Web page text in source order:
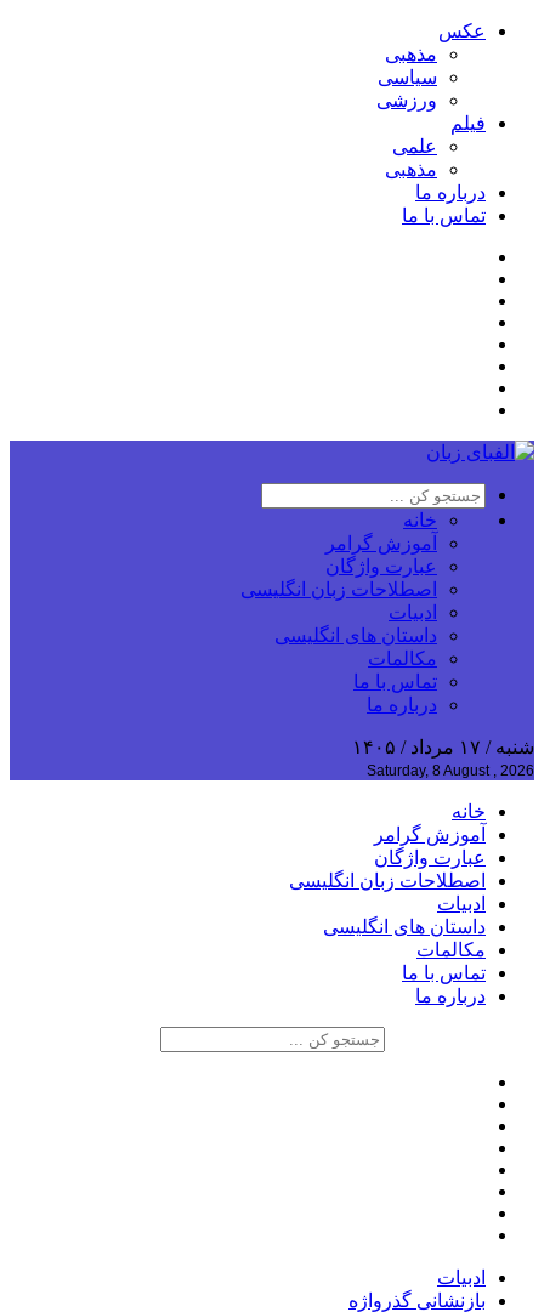
عکس
مذهبی
سیاسی
ورزشی
فیلم
علمی
مذهبی
درباره ما
تماس با ما
خانه
آموزش گرامر
عبارت واژگان
اصطلاحات زبان انگلیسی
ادبیات
داستان های انگلیسی
مکالمات
تماس با ما
درباره ما
شنبه / ۱۷ مرداد / ۱۴۰۵
Saturday, 8 August , 2026
خانه
آموزش گرامر
عبارت واژگان
اصطلاحات زبان انگلیسی
ادبیات
داستان های انگلیسی
مکالمات
تماس با ما
درباره ما
ادبیات
بازنشانی گذرواژه